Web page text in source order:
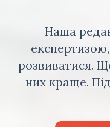
Наша
розвиватися.
них краще.